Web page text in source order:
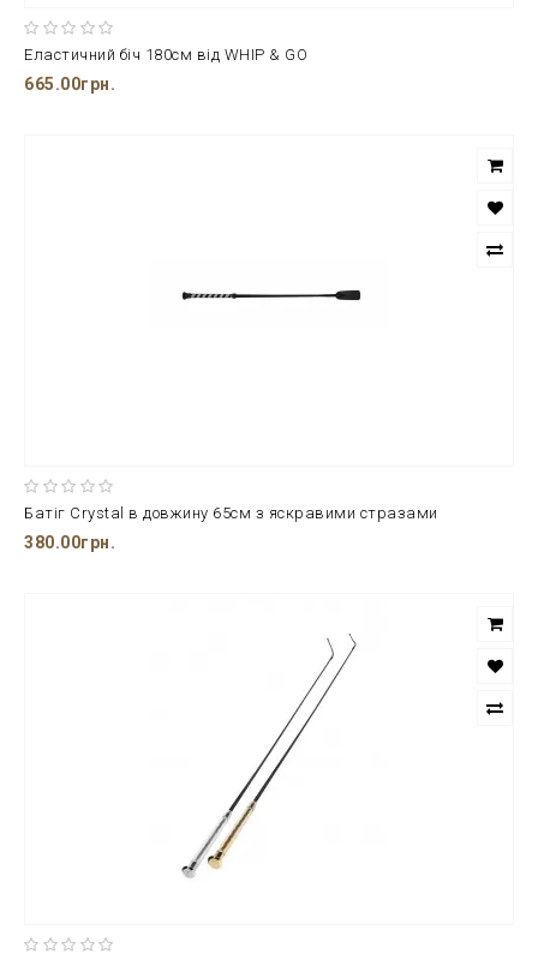
Еластичний біч 180см від WHIP & GO
665.00грн.
Батіг Crystal в довжину 65см з яскравими стразами
380.00грн.